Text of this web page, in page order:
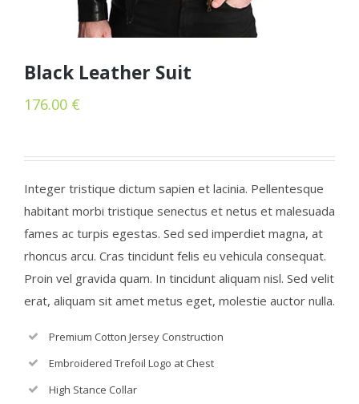
Black Leather Suit
176.00 €
Integer tristique dictum sapien et lacinia. Pellentesque
habitant morbi tristique senectus et netus et malesuada
fames ac turpis egestas. Sed sed imperdiet magna, at
rhoncus arcu. Cras tincidunt felis eu vehicula consequat.
Proin vel gravida quam. In tincidunt aliquam nisl. Sed velit
erat, aliquam sit amet metus eget, molestie auctor nulla.
Premium Cotton Jersey Construction
Embroidered Trefoil Logo at Chest
High Stance Collar